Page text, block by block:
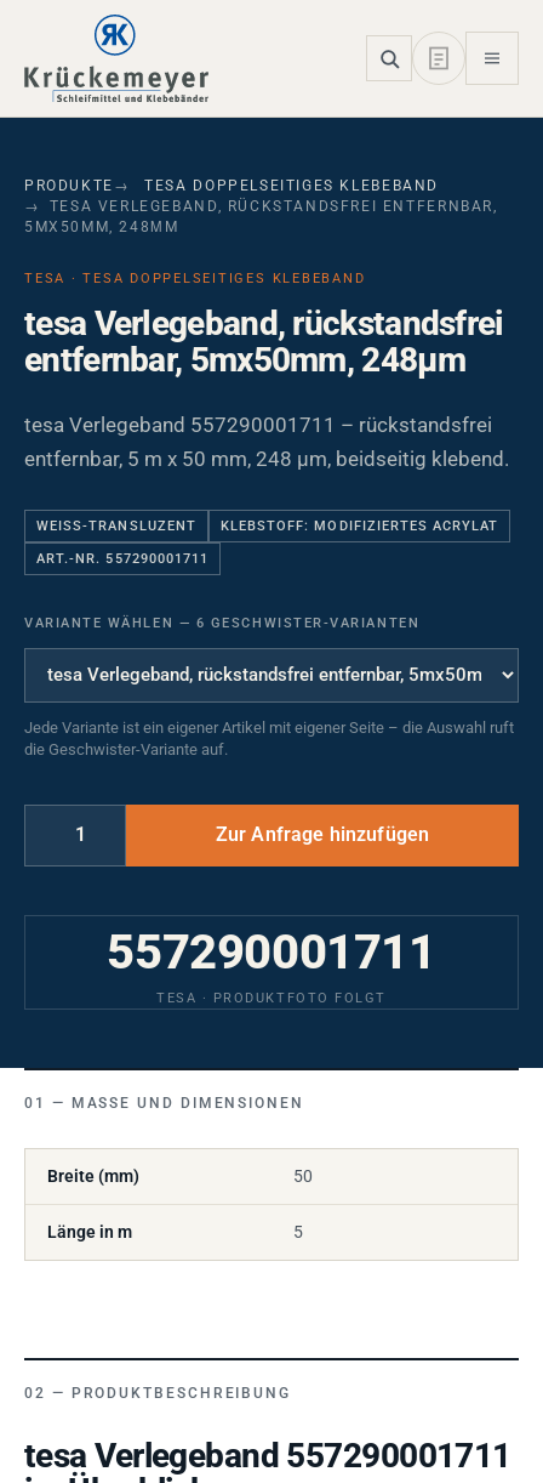
Skip to main navigation
Skip to main content
Skip to page footer
PRODUKTE
TESA DOPPELSEITIGES KLEBEBAND
TESA VERLEGEBAND, RÜCKSTANDSFREI ENTFERNBAR,
5MX50MM, 248ΜM
TESA · TESA DOPPELSEITIGES KLEBEBAND
tesa Verlegeband, rückstandsfrei
entfernbar, 5mx50mm, 248µm
tesa Verlegeband 557290001711 – rückstandsfrei
entfernbar, 5 m x 50 mm, 248 µm, beidseitig klebend.
WEISS-TRANSLUZENT KLEBSTOFF: MODIFIZIERTES ACRYLAT
ART.-NR. 557290001711
VARIANTE WÄHLEN — 6 GESCHWISTER-VARIANTEN
Jede Variante ist ein eigener Artikel mit eigener Seite – die Auswahl ruft
die Geschwister-Variante auf.
557290001711
TESA · PRODUKTFOTO FOLGT
MASSE UND DIMENSIONEN
Breite (mm) 50
Länge in m 5
PRODUKTBESCHREIBUNG
tesa Verlegeband 557290001711